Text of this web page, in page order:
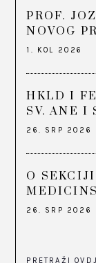
PROF.
NOVOG
1. KOL 2026
HKLD I
SV. ANE I
26. SRP 2026
O
26. SRP 2026